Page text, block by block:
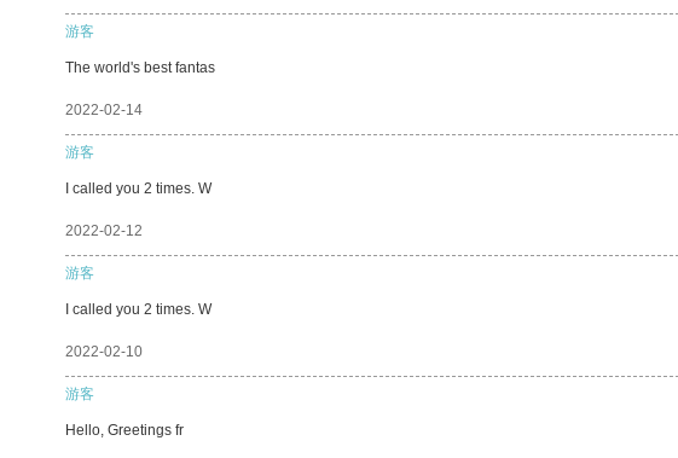
游客
The world's best fantas
2022-02-14
游客
I called you 2 times. W
2022-02-12
游客
I called you 2 times. W
2022-02-10
游客
Hello, Greetings fr